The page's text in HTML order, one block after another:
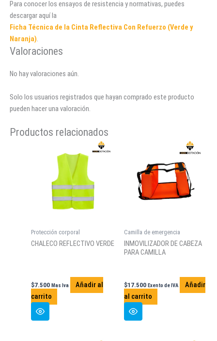
Para conocer los ensayos de resistencia y normativas, puedes
descargar aquí la
Ficha Técnica de la Cinta Reflectiva Con Refuerzo (Verde y
Naranja).
Valoraciones
No hay valoraciones aún.
Solo los usuarios registrados que hayan comprado este producto
pueden hacer una valoración.
Productos relacionados
Protección corporal
CHALECO REFLECTIVO VERDE
$7.500 Mas Iva
Añadir al
carrito
Camilla de emergencia
INMOVILIZADOR DE CABEZA
PARA CAMILLA
$17.500 Exento de IVA
Añadir
al carrito